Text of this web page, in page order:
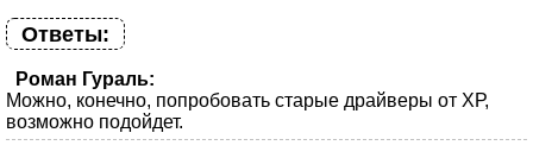
Ответы:
Роман Гураль:
Можно, конечно, попробовать старые драйверы от ХР,
возможно подойдет.